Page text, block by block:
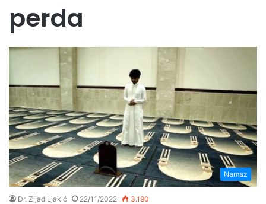
perda
Namaz
Dr. Zijad Ljakić 22/11/2022 3.190